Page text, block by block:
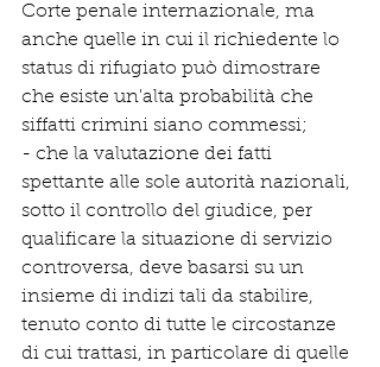
Corte penale internazionale, ma
anche quelle in cui il richiedente lo
status di rifugiato può dimostrare
che esiste un'alta probabilità che
siffatti crimini siano commessi;
- che la valutazione dei fatti
spettante alle sole autorità nazionali,
sotto il controllo del giudice, per
qualificare la situazione di servizio
controversa, deve basarsi su un
insieme di indizi tali da stabilire,
tenuto conto di tutte le circostanze
di cui trattasi, in particolare di quelle